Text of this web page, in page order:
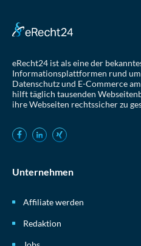
eRecht24 ist als eine der
Informationsplattformen rund
Datenschutz und E-Commerce
hilft täglich tausenden
ihre Webseiten rechtssicher zu
Unternehmen
Affiliate werden
Redaktion